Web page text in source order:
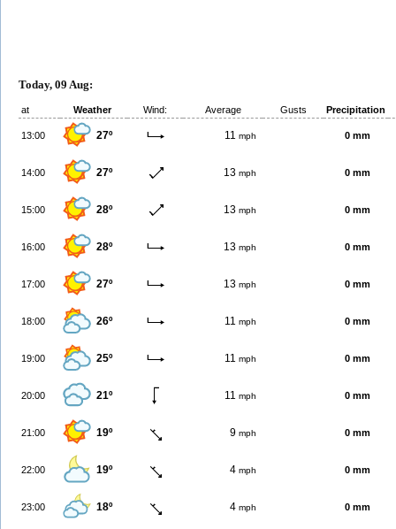
Today, 09 Aug:
at Weather Wind: Average Gusts Precipitation
13:00 27º 11 mph 0 mm
14:00 27º 13 mph 0 mm
15:00 28º 13 mph 0 mm
16:00 28º 13 mph 0 mm
17:00 27º 13 mph 0 mm
18:00 26º 11 mph 0 mm
19:00 25º 11 mph 0 mm
20:00 21º 11 mph 0 mm
21:00 19º 9 mph 0 mm
22:00 19º 4 mph 0 mm
23:00 18º 4 mph 0 mm